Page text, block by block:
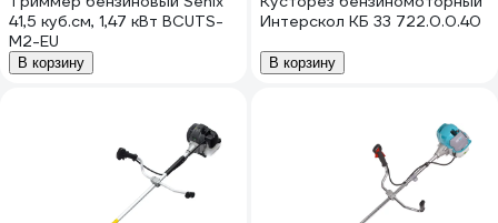
41,5 куб.см, 1,47 кВт BCUTS-
M2-EU
В корзину
Интерскол КБ 33 722.0.0.40
В корзину